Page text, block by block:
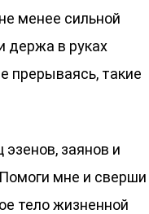
менее сильной
держа в руках
прерываясь, такие
заянов и
мне и сверши
тело жизненной